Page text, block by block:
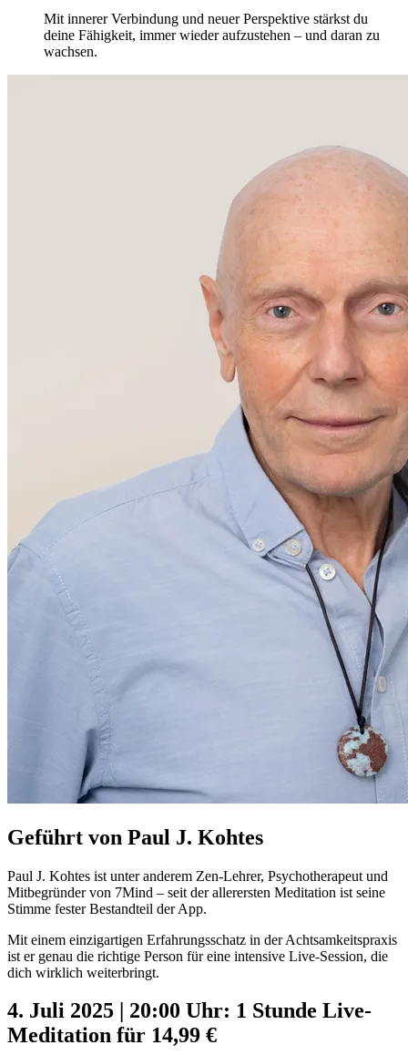
Mit innerer Verbindung und neuer Perspektive stärkst du
deine Fähigkeit, immer wieder aufzustehen – und daran zu
wachsen.
Geführt von Paul J. Kohtes
Paul J. Kohtes ist unter anderem Zen-Lehrer, Psychotherapeut und
Mitbegründer von 7Mind – seit der allerersten Meditation ist seine
Stimme fester Bestandteil der App.
Mit einem einzigartigen Erfahrungsschatz in der Achtsamkeitspraxis
ist er genau die richtige Person für eine intensive Live-Session, die
dich wirklich weiterbringt.
4. Juli 2025 | 20:00 Uhr: 1 Stunde Live-
Meditation für 14,99 €